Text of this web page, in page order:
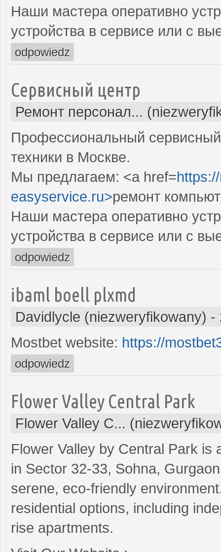
Наши мастера оперативно
устройства в сервисе или с
odpowiedz
Сервисный центр
Ремонт персонал...
Профессиональный
техники в Москве.
Мы предлагаем: <a href=
easyservice.ru>ремонт
Наши мастера оперативно
устройства в сервисе или с
odpowiedz
ibaml boell plxmd
Davidlycle (niezweryfikowany) -
Mostbet website: https://
odpowiedz
Flower Valley Central Park
Flower Valley C...
Flower Valley by Central Park is
in Sector 32-33, Sohna,
serene, eco-friendly
residential options, including
rise apartments.